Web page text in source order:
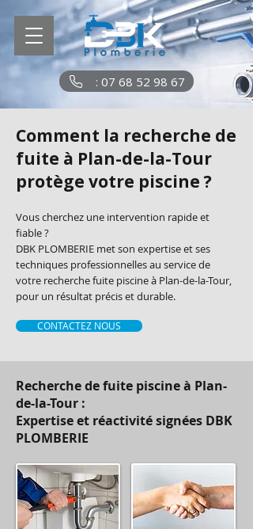
: 07 68 52 98 67
Comment la recherche de
fuite à Plan-de-la-Tour
protège votre piscine ?
Vous cherchez une intervention rapide et
fiable ?
DBK PLOMBERIE met son expertise et ses
techniques professionnelles au service de
votre recherche fuite piscine à Plan-de-la-Tour,
pour un résultat précis et durable.
CONTACTEZ NOUS
Recherche de fuite piscine à Plan-
de-la-Tour :
Expertise et réactivité signées DBK
PLOMBERIE